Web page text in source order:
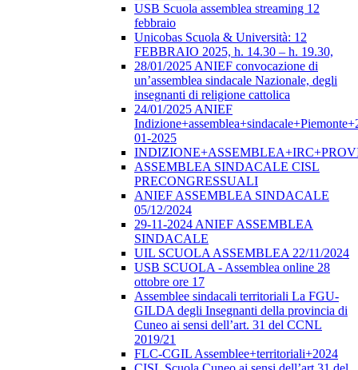
USB Scuola assemblea streaming 12
febbraio
Unicobas Scuola & Università: 12
FEBBRAIO 2025, h. 14.30 – h. 19.30,
28/01/2025 ANIEF convocazione di
un’assemblea sindacale Nazionale, degli
insegnanti di religione cattolica
24/01/2025 ANIEF
01-2025
ASSEMBLEA SINDACALE CISL
PRECONGRESSUALI
ANIEF ASSEMBLEA SINDACALE
05/12/2024
29-11-2024 ANIEF ASSEMBLEA
SINDACALE
UIL SCUOLA ASSEMBLEA 22/11/2024
USB SCUOLA - Assemblea online 28
ottobre ore 17
Assemblee sindacali territoriali La FGU-
GILDA degli Insegnanti della provincia di
Cuneo ai sensi dell’art. 31 del CCNL
2019/21
FLC-CGIL Assemblee+territoriali+2024